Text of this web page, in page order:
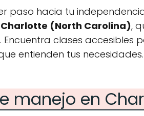
paso hacia tu
(North Carolina),
clases accesibles
entienden tus necesidades.
manejo en